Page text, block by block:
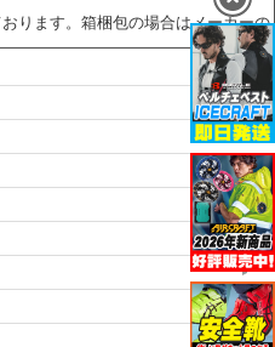
ります。箱梱包の場合はメーカーの